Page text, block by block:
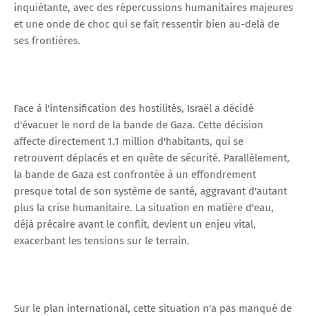
inquiétante, avec des répercussions humanitaires majeures
et une onde de choc qui se fait ressentir bien au-delà de
ses frontières.
Face à l'intensification des hostilités, Israël a décidé
d'évacuer le nord de la bande de Gaza. Cette décision
affecte directement 1.1 million d'habitants, qui se
retrouvent déplacés et en quête de sécurité. Parallèlement,
la bande de Gaza est confrontée à un effondrement
presque total de son système de santé, aggravant d'autant
plus la crise humanitaire. La situation en matière d'eau,
déjà précaire avant le conflit, devient un enjeu vital,
exacerbant les tensions sur le terrain.
Sur le plan international, cette situation n'a pas manqué de